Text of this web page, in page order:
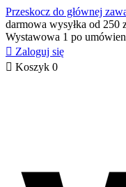
Przeskocz do głównej
darmowa wysyłka od 250
Wystawowa 1 po
 Zaloguj się
 Koszyk 0